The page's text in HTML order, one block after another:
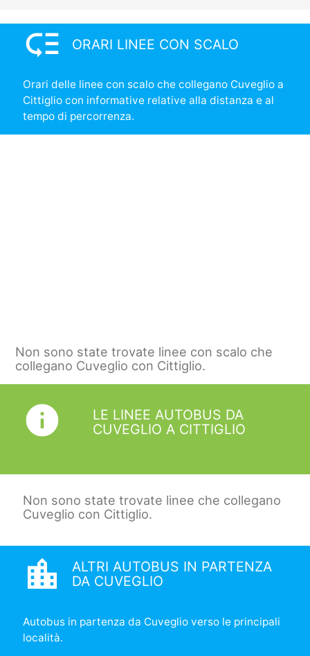
low_priority ORARI LINEE CON SCALO
Orari delle linee con scalo che collegano Cuveglio a
Cittiglio con informative relative alla distanza e al
tempo di percorrenza.
Non sono state trovate linee con scalo che
collegano Cuveglio con Cittiglio.
info
LE LINEE AUTOBUS DA
CUVEGLIO A CITTIGLIO
Non sono state trovate linee che collegano
Cuveglio con Cittiglio.
location_city
ALTRI AUTOBUS IN PARTENZA
DA CUVEGLIO
Autobus in partenza da Cuveglio verso le principali
località.